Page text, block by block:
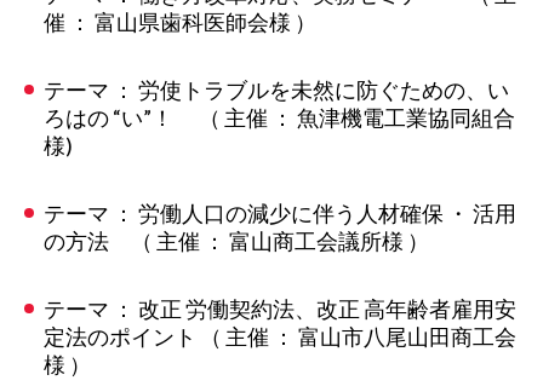
催 ： 富山県歯科医師会様 ）
テーマ ： 労使トラブルを未然に防ぐための、い
ろはの “い”！ （ 主催 ： 魚津機電工業協同組合
様)
テーマ ： 労働人口の減少に伴う人材確保 ・ 活用
の方法 （ 主催 ： 富山商工会議所様 ）
テーマ ： 改正 労働契約法、改正 高年齢者雇用安
定法のポイント （ 主催 ： 富山市八尾山田商工会
様 ）